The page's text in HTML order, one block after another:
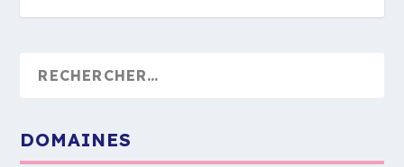
DOMAINES